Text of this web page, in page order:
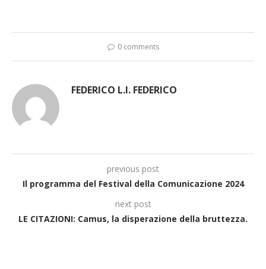
0 comments
FEDERICO L.I. FEDERICO
previous post
Il programma del Festival della Comunicazione 2024
next post
LE CITAZIONI: Camus, la disperazione della bruttezza.